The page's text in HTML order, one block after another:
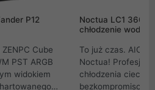
P12
Cube
PST ARGB
widokiem
Noctua LC1
chłodzenie wodne
To już czas. AIO
Noctua!
chłodzenia cieczą